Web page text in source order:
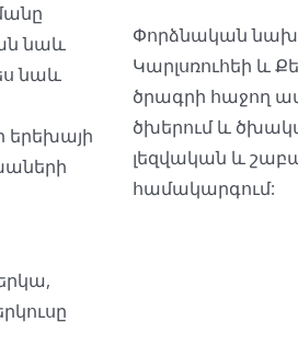
նաև
նաև
երեխայի
Փորձնական
Կարլսռուհեի և
ծրագրի հաջող
ծխերում և
լեզվական և
համակարգում: